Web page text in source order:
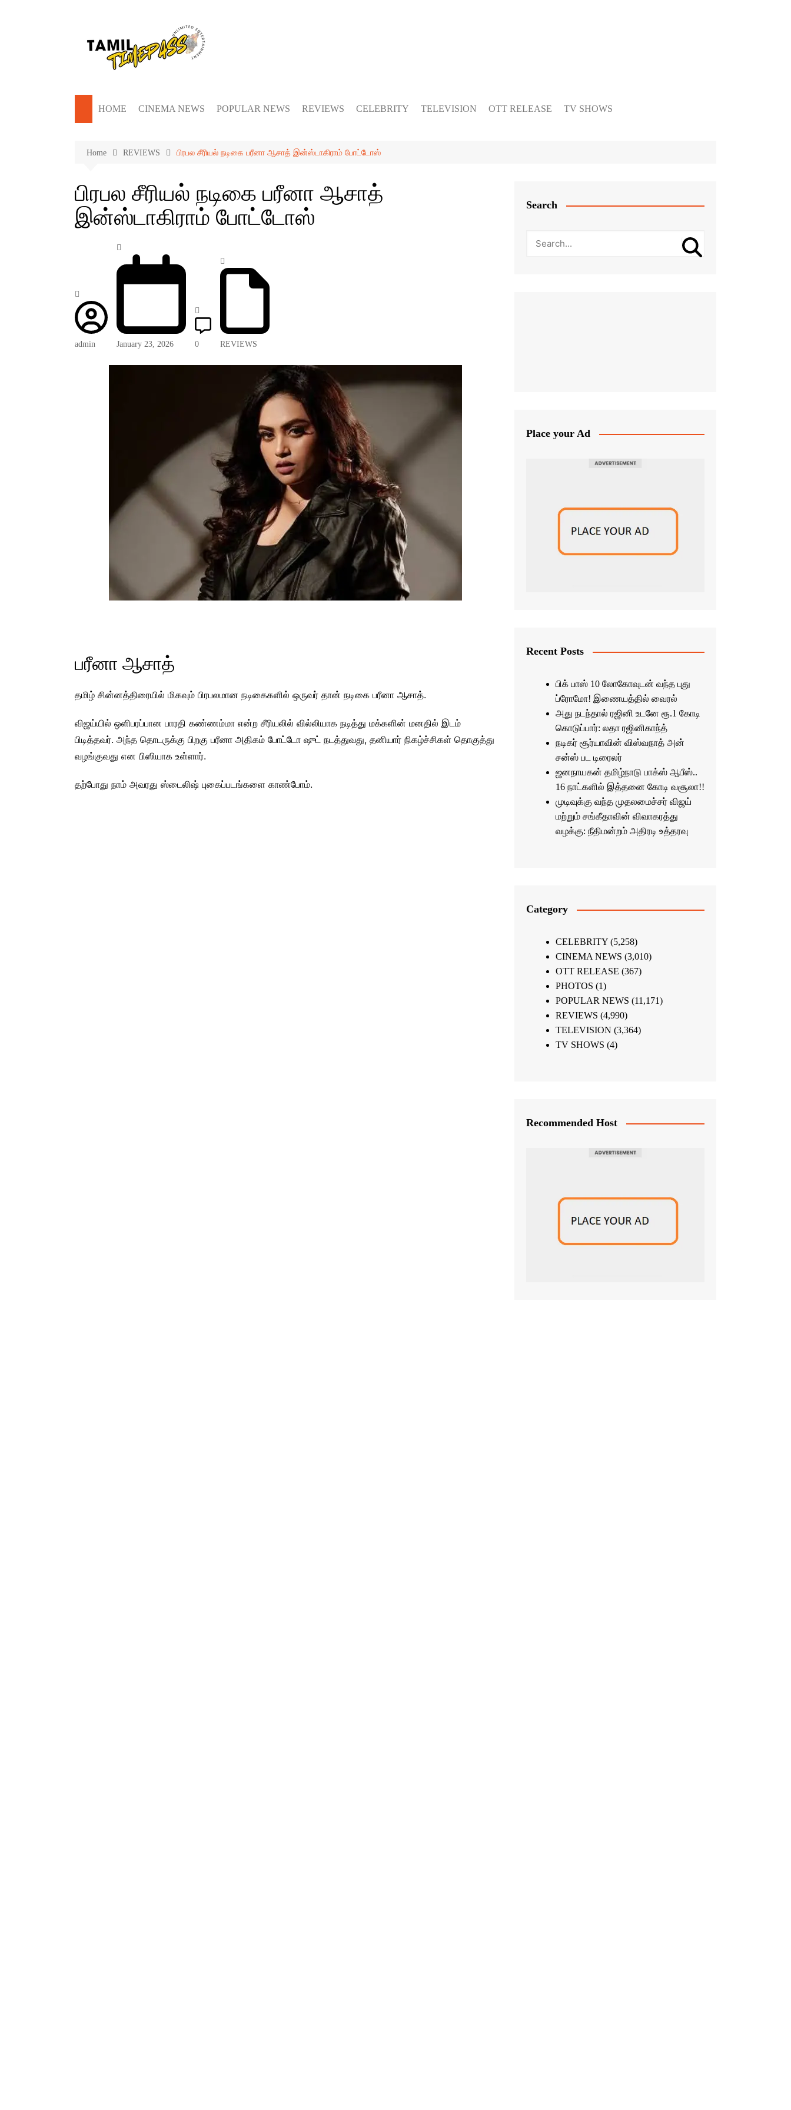
HOME CINEMA NEWS POPULAR NEWS REVIEWS CELEBRITY TELEVISION OTT RELEASE TV SHOWS
Home REVIEWS பிரபல சீரியல் நடிகை பரீனா ஆசாத் இன்ஸ்டாகிராம் போட்டோஸ்
பிரபல சீரியல் நடிகை பரீனா ஆசாத்
இன்ஸ்டாகிராம் போட்டோஸ்
admin January 23, 2026 0 REVIEWS
பரீனா ஆசாத்
தமிழ் சின்னத்திரையில் மிகவும் பிரபலமான நடிகைகளில் ஒருவர் தான் நடிகை பரீனா ஆசாத்.
விஜய்யில் ஒளிபரப்பான பாரதி கண்ணம்மா என்ற சீரியலில் வில்லியாக நடித்து மக்களின் மனதில் இடம்
பிடித்தவர். அந்த தொடருக்கு பிறகு பரீனா அதிகம் போட்டோ ஷுட் நடத்துவது, தனியார் நிகழ்ச்சிகள் தொகுத்து
வழங்குவது என பிஸியாக உள்ளார்.
தற்போது நாம் அவரது ஸ்டைலிஷ் புகைப்படங்களை காண்போம்.
Search
Place your Ad
Recent Posts
பிக் பாஸ் 10 லோகோவுடன் வந்த புது
ப்ரோமோ! இணையத்தில் வைரல்
அது நடந்தால் ரஜினி உடனே ரூ.1 கோடி
கொடுப்பார்: லதா ரஜினிகாந்த்
நடிகர் சூர்யாவின் விஸ்வநாத் அன்
சன்ஸ் பட டிரைலர்
ஜனநாயகன் தமிழ்நாடு பாக்ஸ் ஆபீஸ்..
16 நாட்களில் இத்தனை கோடி வசூலா!!
முடிவுக்கு வந்த முதலமைச்சர் விஜய்
மற்றும் சங்கீதாவின் விவாகரத்து
வழக்கு: நீதிமன்றம் அதிரடி உத்தரவு
Category
CELEBRITY(5,258)
CINEMA NEWS (3,010)
OTT RELEASE (367)
PHOTOS (1)
POPULAR NEWS (11,171)
REVIEWS (4,990)
TELEVISION (3,364)
TV SHOWS (4)
Recommended Host